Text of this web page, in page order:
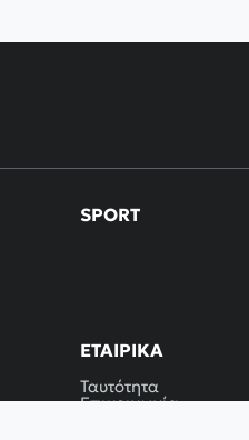
SPORT
ΕΤΑΙΡΙΚΆ
Ταυτότητα
Επικοινωνία